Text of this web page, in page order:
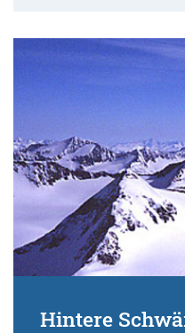
Hintere